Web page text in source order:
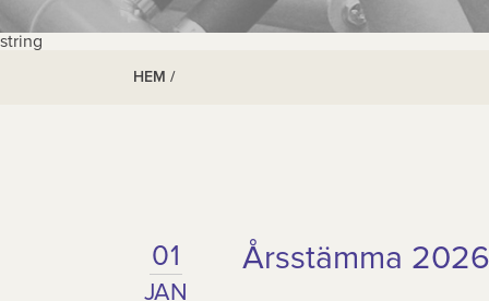
string
HEM /
01
JAN
Årsstämma 2026